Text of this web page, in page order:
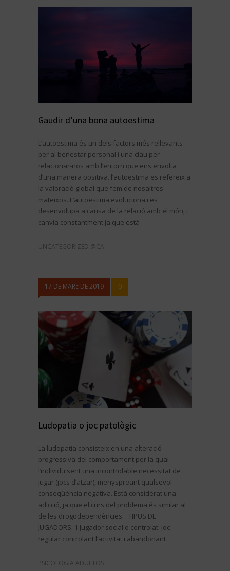
Gaudir d’una bona autoestima
L’autoestima és un dels factors més rellevants
per al benestar personal i una clau per
relacionar-nos amb l’entorn que ens envolta
d’una manera positiva. l’autoestima es refereix a
la valoració global que fem de nosaltres
mateixos. L’autoestima evoluciona i es
desenvolupa a causa de la relació amb el món, i
canvia constantment ja que està
UNCATEGORIZED @CA
17 DE MARç DE 2019 0
Ludopatia o joc patològic
La ludopatia consisteix en una alteració
progressiva del comportament per la qual
l’individu sent una incontrolable necessitat de
jugar (jocs d’atzar), menyspreant qualsevol
conseqüència negativa. Està considerat una
adicció, ja que el curs del problema és similar al
de les drogodependències. TIPUS DE
JUGADORS: 1.Jugador social o controlat: joc
regular controlant l’activitat i abandonant
PSICOLOGIA ADULTOS